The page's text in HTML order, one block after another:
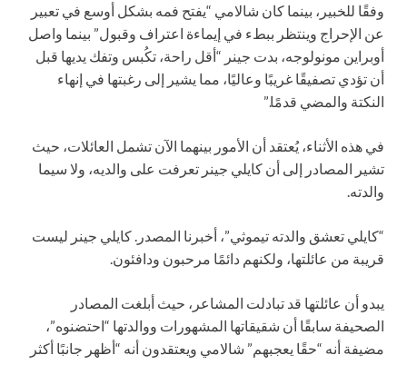
وفقًا للخبير، بينما كان شالامي “يفتح فمه بشكل أوسع في تعبير
عن الإحراج وينتظر ببطء في إيماءة اعتراف وقبول” بينما واصل
أوبراين مونولوجه، بدت جينر “أقل راحة، تكُبس وتفك يديها قبل
أن تؤدي تصفيقًا غريبًا وعاليًا، مما يشير إلى رغبتها في إنهاء
النكتة والمضي قدمًا.”
في هذه الأثناء، يُعتقد أن الأمور بينهما الآن تشمل العائلات، حيث
تشير المصادر إلى أن كايلي جينر تعرفت على والديه، ولا سيما
والدته.
“كايلي تعشق والدته تيموثي”، أخبرنا المصدر. كايلي جينر ليست
قريبة من عائلتها، ولكنهم دائمًا مرحبون ودافئون.
يبدو أن عائلتها قد تبادلت المشاعر، حيث أبلغت المصادر
الصحيفة سابقًا أن شقيقاتها المشهورات ووالدتها “احتضنوه”،
مضيفة أنه “حقًا يعجبهم” شالامي ويعتقدون أنه “أظهر جانبًا أكثر